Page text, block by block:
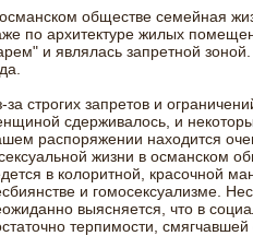
обществе семейная
по архитектуре жилых
и являлась запретной
за строгих запретов и
сдерживалось, и
распоряжении находится
жизни в османском
в колоритной, красочной
и гомосексуализме.
выясняется, что в
терпимости,